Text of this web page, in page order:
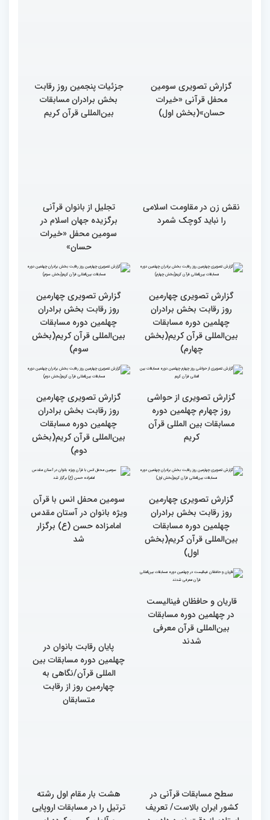
گزارش تصویری سومین
محفل قرآنی «خیرات
حسان»(بخش اول)
جزئیات پنجمین روز رقابت
بخش برادران مسابقات
بین‌المللی قرآن کریم
نقش زن در مقاومت اسلامی
را نباید کوچک شمرد
تجلیل از بانوان قرآنی
برگزیده جهان اسلام در
سومین محفل «خیرات
حسان»
گزارش تصویری چهارمین
روز رقابت بخش برادران
چهلمین دوره مسابقات
بین‌المللی قرآن کریم(بخش
چهارم)
گزارش تصویری چهارمین
روز رقابت بخش برادران
چهلمین دوره مسابقات
بین‌المللی قرآن کریم(بخش
سوم)
گزارش تصویری از حواشی
روز چهارم چهلمین دوره
مسابقات بین المللی قرآن
کریم
گزارش تصویری چهارمین
روز رقابت بخش برادران
چهلمین دوره مسابقات
بین‌المللی قرآن کریم(بخش
دوم)
گزارش تصویری چهارمین
روز رقابت بخش برادران
چهلمین دوره مسابقات
بین‌المللی قرآن کریم(بخش
اول)